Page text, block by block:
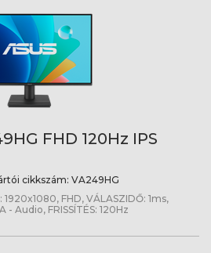
FHD 120Hz IPS
cikkszám: VA249HG
1920x1080, FHD, VÁLASZIDŐ: 1ms,
- Audio, FRISSÍTÉS: 120Hz